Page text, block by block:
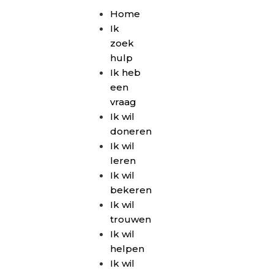
Home
Ik
zoek
hulp
Ik heb
een
vraag
Ik wil
doneren
Ik wil
leren
Ik wil
bekeren
Ik wil
trouwen
Ik wil
helpen
Ik wil